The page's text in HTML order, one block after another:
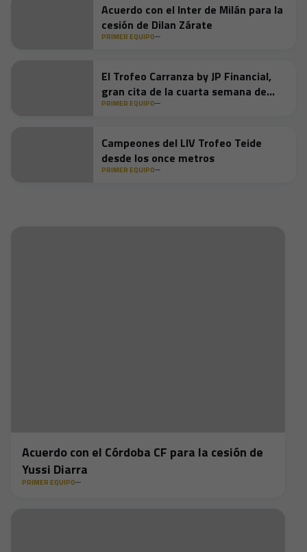
Acuerdo con el Inter de Milán para la
cesión de Dilan Zárate
PRIMER EQUIPO
El Trofeo Carranza by JP Financial,
gran cita de la cuarta semana de
pretemporada
PRIMER EQUIPO
Campeones del LIV Trofeo Teide
desde los once metros
PRIMER EQUIPO
Acuerdo con el Córdoba CF para la cesión de
Yussi Diarra
PRIMER EQUIPO